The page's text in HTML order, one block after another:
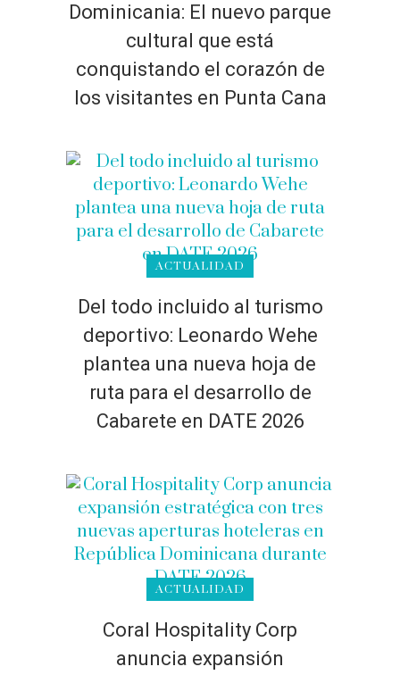
Dominicania: El nuevo parque
cultural que está
conquistando el corazón de
los visitantes en Punta Cana
ACTUALIDAD
Del todo incluido al turismo
deportivo: Leonardo Wehe
plantea una nueva hoja de
ruta para el desarrollo de
Cabarete en DATE 2026
ACTUALIDAD
Coral Hospitality Corp
anuncia expansión